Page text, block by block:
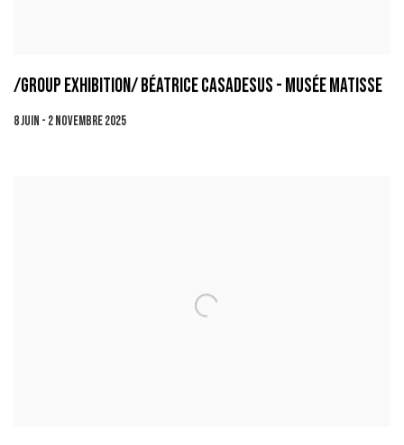
/GROUP EXHIBITION/ BÉATRICE CASADESUS - MUSÉE MATISSE
8 JUIN - 2 NOVEMBRE 2025